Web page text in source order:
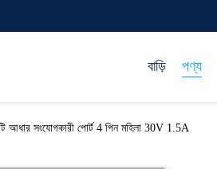
বাড়ি পণ্য
আধার সংযোগকারী পোর্ট 4 পিন মহিলা 30V 1.5A